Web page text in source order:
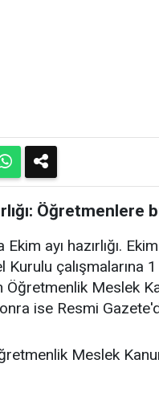
Ekim ayı hazırlığı.
çalışmalarına
Öğretmenlik Meslek
ise Resmi
Meslek